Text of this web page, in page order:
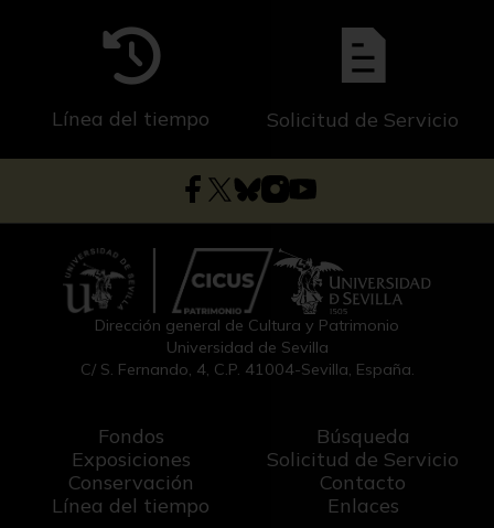
Línea del tiempo Solicitud de Servicio
Dirección general de Cultura y Patrimonio
Universidad de Sevilla
C/ S. Fernando, 4, C.P. 41004-Sevilla, España.
Fondos
Exposiciones
Conservación
Línea del tiempo
Búsqueda
Solicitud de Servicio
Contacto
Enlaces